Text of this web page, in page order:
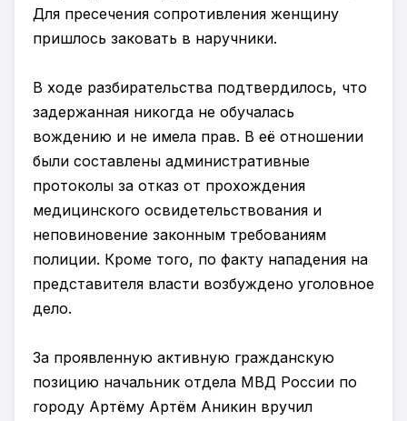
Для пресечения сопротивления женщину
пришлось заковать в наручники.
В ходе разбирательства подтвердилось, что
задержанная никогда не обучалась
вождению и не имела прав. В её отношении
были составлены административные
протоколы за отказ от прохождения
медицинского освидетельствования и
неповиновение законным требованиям
полиции. Кроме того, по факту нападения на
представителя власти возбуждено уголовное
дело.
За проявленную активную гражданскую
позицию начальник отдела МВД России по
городу Артёму Артём Аникин вручил